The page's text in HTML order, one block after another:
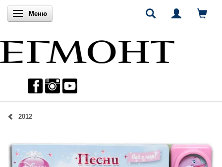
Включи навигацията
Меню
2012